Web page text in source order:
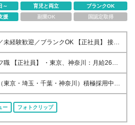
～ 育児と両立
ブランクOK
援 副業OK 国認定取得
験歓迎／ブランクOK 【正社員】 接客
の方（アルバイトも含） ◎カウンセリン
長としてスタッフを取りまとめたご経験が
は歓迎します（アルバイト含む） ---- 契約
契約期間満了時に判断） 更新上限 有
【正社員】 ・東京、神奈川：月給26万
埼玉、愛知：月給25万3000円～ 【契約
京、神奈川：月給25万5000円～ ・千葉、
・その他の地域：月給21万5000円～ ※ス
京・埼玉・千葉・神奈川）積極採用中！
続々とオープン中！未経験から早期に店
スも◎ ------------採用強化店舗-----
ンズ北千住 等 ■埼玉県 伊勢丹浦和/
ー フォトクリップ